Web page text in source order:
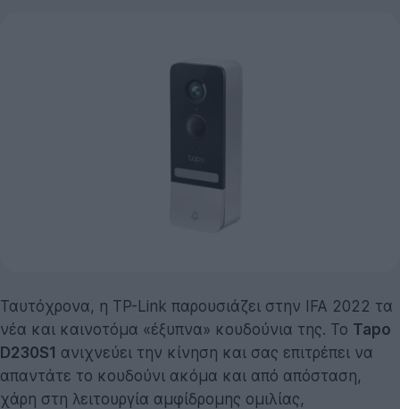
Ταυτόχρονα, η TP-Link παρουσιάζει στην IFA 2022 τα
νέα και καινοτόμα «έξυπνα» κουδούνια της. Το Tapo
D230S1 ανιχνεύει την κίνηση και σας επιτρέπει να
απαντάτε το κουδούνι ακόμα και από απόσταση,
χάρη στη λειτουργία αμφίδρομης ομιλίας,